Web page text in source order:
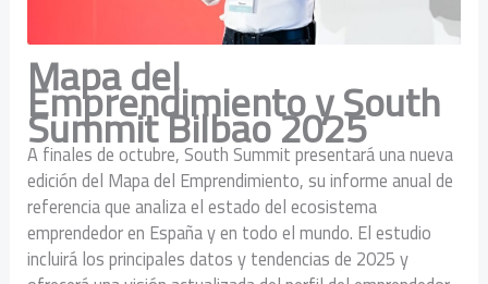
Mapa del
Emprendimiento y South
Summit Bilbao 2025
A finales de octubre, South Summit presentará una nueva
edición del Mapa del Emprendimiento, su informe anual de
referencia que analiza el estado del ecosistema
emprendedor en España y en todo el mundo. El estudio
incluirá los principales datos y tendencias de 2025 y